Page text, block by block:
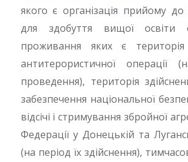
якого є організація прийому до
для здобуття вищої освіти
проживання яких є
антитерористичної операції
проведення), територія
забезпечення національної
відсічі і стримування збройної
Федерації у Донецькій та
(на період їх здійснення),